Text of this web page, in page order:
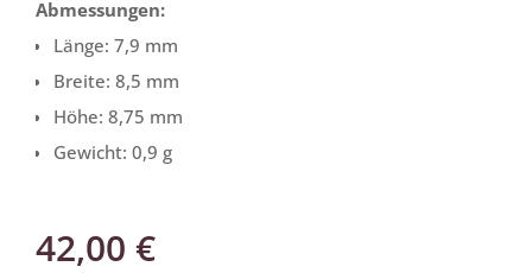
Abmessungen:
Länge: 7,9 mm
Breite: 8,5 mm
Höhe: 8,75 mm
Gewicht: 0,9 g
42,00 €